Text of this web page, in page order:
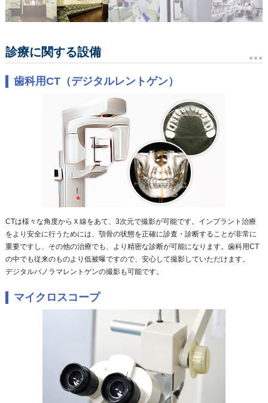
診療に関する設備
歯科用CT（デジタルレントゲン）
CTは様々な角度からＸ線をあて、3次元で撮影が可能です。インプラント治療
をより安全に行うためには、顎骨の状態を正確に診査・診断することが非常に
重要ですし、その他の治療でも、より精密な診断が可能になります。歯科用CT
の中でも従来のものより低被曝ですので、安心して撮影していただけます。
デジタルパノラマレントゲンの撮影も可能です。
マイクロスコープ